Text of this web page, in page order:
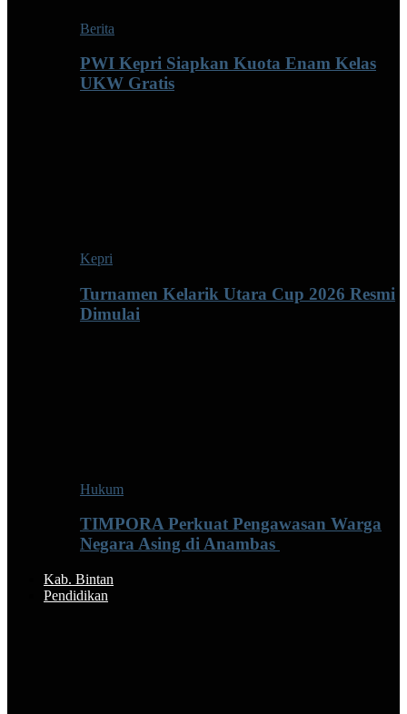
Berita
PWI Kepri Siapkan Kuota Enam Kelas
UKW Gratis
Kepri
Turnamen Kelarik Utara Cup 2026 Resmi
Dimulai
Hukum
TIMPORA Perkuat Pengawasan Warga
Negara Asing di Anambas ‎
Kab. Bintan
Pendidikan